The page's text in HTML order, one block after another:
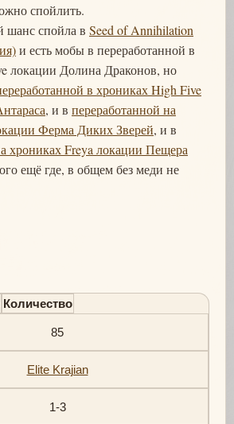
спойлить.
спойла в Seed of Annihilation
и есть мобы в переработанной в
локации Долина Драконов, но
в хрониках High Five
, и в переработанной на
Ферма Диких Зверей, и в
хрониках Freya локации Пещера
ещё где, в общем без меди не
Количество
85
Elite Krajian
1-3